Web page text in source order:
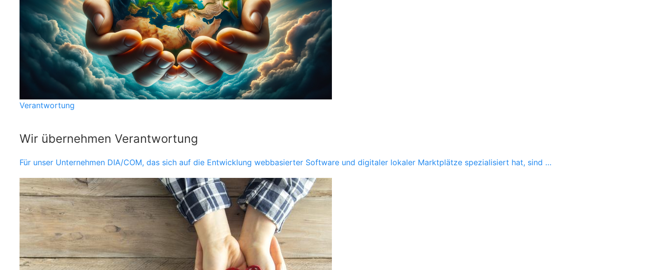
Verantwortung
Wir übernehmen Verantwortung
Für unser Unternehmen DIA/COM, das sich auf die Entwicklung webbasierter Software und digitaler lokaler Marktplätze spezialisiert hat, sind …